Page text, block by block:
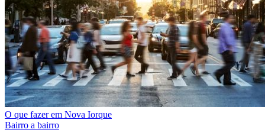
O que fazer em Nova Iorque
Bairro a bairro